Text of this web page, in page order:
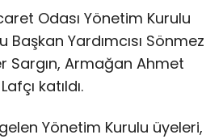
Odası Yönetim Kurulu
Yardımcısı Sönmez
Sargın, Armağan Ahmet
katıldı.
Yönetim Kurulu üyeleri,